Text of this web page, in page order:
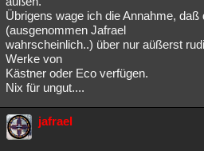
Übrigens wage ich die Annahme, daß
(ausgenommen Jafrael
wahrscheinlich..) über nur aüßerst
Werke von
Kästner oder Eco verfügen.
Nix für ungut....
jafrael